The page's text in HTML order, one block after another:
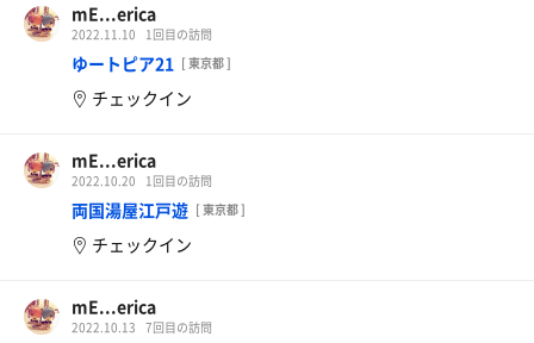
水風呂 MATALA
寝ころべる水風呂。ダラーっとできる。
何セットかして水風呂慣れてきた頃に入ったら
寝ころべる素晴らしさを感じた。
次は偶数日、LAMPIエリアも行かなくては☺️
mE...erica
2022.11.10 1回目の訪問
ゆートピア21 [ 東京都 ]
チェックイン
mE...erica
2022.10.20 1回目の訪問
両国湯屋江戸遊 [ 東京都 ]
チェックイン
mE...erica
2022.10.13 7回目の訪問